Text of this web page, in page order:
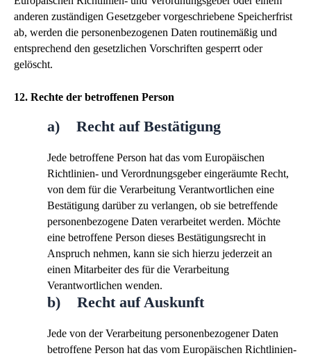
anderen zuständigen Gesetzgeber vorgeschriebene Speicherfrist
ab, werden die personenbezogenen Daten routinemäßig und
entsprechend den gesetzlichen Vorschriften gesperrt oder
gelöscht.
12. Rechte der betroffenen Person
a) Recht auf Bestätigung
Jede betroffene Person hat das vom Europäischen
Richtlinien- und Verordnungsgeber eingeräumte Recht,
von dem für die Verarbeitung Verantwortlichen eine
Bestätigung darüber zu verlangen, ob sie betreffende
personenbezogene Daten verarbeitet werden. Möchte
eine betroffene Person dieses Bestätigungsrecht in
Anspruch nehmen, kann sie sich hierzu jederzeit an
einen Mitarbeiter des für die Verarbeitung
Verantwortlichen wenden.
b) Recht auf Auskunft
Jede von der Verarbeitung personenbezogener Daten
betroffene Person hat das vom Europäischen Richtlinien-